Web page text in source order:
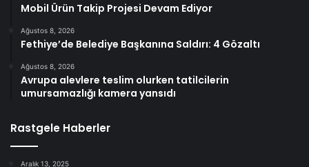
Mobil Ürün Takip Projesi Devam Ediyor
Ağustos 8, 2026
Fethiye’de Belediye Başkanına Saldırı: 4 Gözaltı
Ağustos 8, 2026
Avrupa alevlere teslim olurken tatilcilerin
umursamazlığı kamera yansıdı
Rastgele Haberler
Aralık 13, 2025